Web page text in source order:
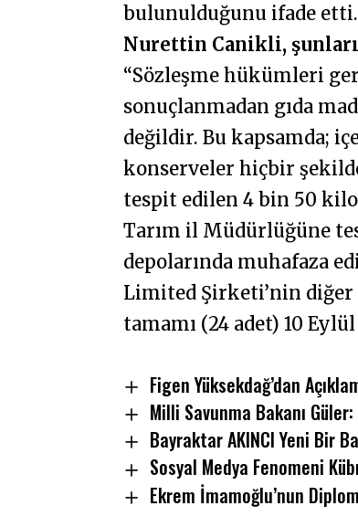
bulunulduğunu ifade etti.
Nurettin Canikli,
“Sözleşme hükümleri
sonuçlanmadan gıda
değildir. Bu kapsamda;
konserveler hiçbir
tespit edilen 4 bin 50
Tarım il Müdürlüğüne
depolarında muhafaza
Limited Şirketi’nin
tamamı (24 adet) 10
Figen Yüksekdağ’dan
Milli Savunma Bakanı
Bayraktar AKINCI Yeni Bir
Sosyal Medya Fenomeni
Ekrem İmamoğlu’nun